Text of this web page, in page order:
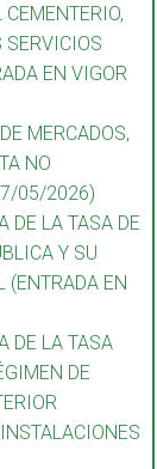
SERVICIOS
EN VIGOR
MERCADOS,
NO
05/2026)
DE LA TASA DE
Y SU
(ENTRADA EN
DE LA TASA
DE